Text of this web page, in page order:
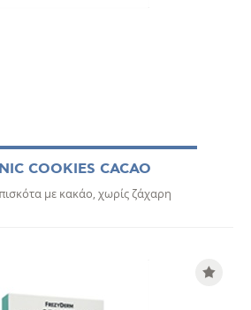
COOKIES CACAO
με κακάο, χωρίς ζάχαρη